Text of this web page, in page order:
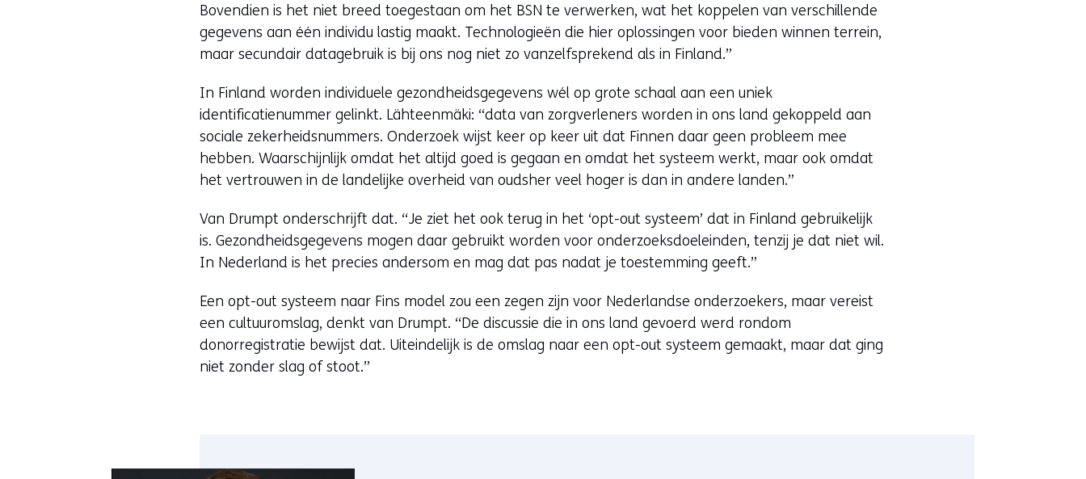
Bovendien is het niet breed toegestaan om het BSN te verwerken, wat het koppelen van verschillende
gegevens aan één individu lastig maakt. Technologieën die hier oplossingen voor bieden winnen terrein,
maar secundair datagebruik is bij ons nog niet zo vanzelfsprekend als in Finland.”
In Finland worden individuele gezondheidsgegevens wél op grote schaal aan een uniek
identificatienummer gelinkt. Lähteenmäki: “data van zorgverleners worden in ons land gekoppeld aan
sociale zekerheidsnummers. Onderzoek wijst keer op keer uit dat Finnen daar geen probleem mee
hebben. Waarschijnlijk omdat het altijd goed is gegaan en omdat het systeem werkt, maar ook omdat
het vertrouwen in de landelijke overheid van oudsher veel hoger is dan in andere landen.”
Van Drumpt onderschrijft dat. “Je ziet het ook terug in het ‘opt-out systeem’ dat in Finland gebruikelijk
is. Gezondheidsgegevens mogen daar gebruikt worden voor onderzoeksdoeleinden, tenzij je dat niet wil.
In Nederland is het precies andersom en mag dat pas nadat je toestemming geeft.”
Een opt-out systeem naar Fins model zou een zegen zijn voor Nederlandse onderzoekers, maar vereist
een cultuuromslag, denkt van Drumpt. “De discussie die in ons land gevoerd werd rondom
donorregistratie bewijst dat. Uiteindelijk is de omslag naar een opt-out systeem gemaakt, maar dat ging
niet zonder slag of stoot.”